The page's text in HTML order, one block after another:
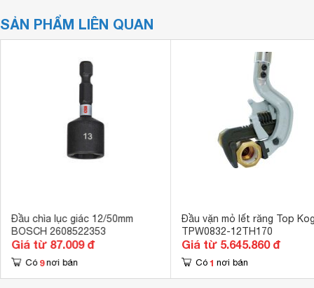
1617000132 giúp khóa đầu mũi khoan chủ động, thay mũi
trợ.
Khớp nối SDS Plus Bosch được làm từ chất liệu cao
lực tác động mạnh.
SẢN PHẨM LIÊN QUAN
Đầu chìa lục giác 12/50mm
BOSCH 2608522353
Giá từ 87.009 đ
Có 9 nơi bán
Đầu vặn mỏ lết răng Top
TPW0832-12TH170
Giá từ 5.645.860 đ
Có 1 nơi bán